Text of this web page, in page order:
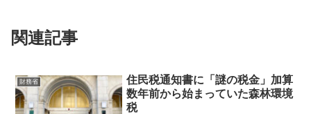
関連記事
財務省
住民税通知書に「謎の税金」加算
数年前から始まっていた森林環境
税